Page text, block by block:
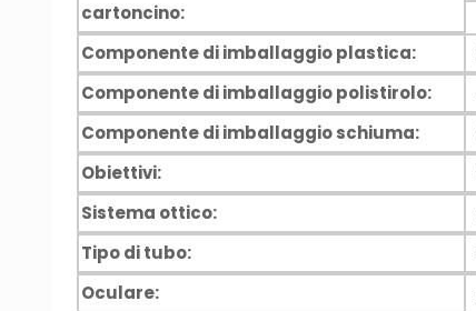
cartoncino:
Componente di imballaggio plastica:
Componente di imballaggio polistirolo:
Componente di imballaggio schiuma:
Obiettivi:
Sistema ottico:
Tipo di tubo:
Oculare: